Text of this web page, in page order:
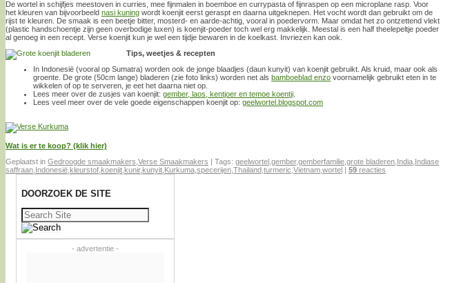
De wortel in schijfjes meestoven in curries, mee fijnmalen in boemboe en currypasta of fijnraspen op een microplane rasp. Voor
het kleuren van bijvoorbeeld nasi kuning wordt koenjit eerst geraspt en daarna uitgeknepen. Het vocht wordt dan gebruikt om de
rijst te kleuren. De smaak is een beetje bitter, mosterd- en aarde-achtig, vooral in poedervorm. Maar omdat het zo ontzettend vlekt
(plastic handschoentje zijn geen overbodige luxen) is koenjit-poeder toch wel erg makkelijk. Meestal is een half theelepeltje poeder
al genoeg in een recept. Verse koenjit kun je wel een tijdje bewaren in de koelkast. Invriezen kan ook.
Tips, weetjes & recepten
In Indonesië (vooral op Sumatra) worden ook de jonge blaadjes (daun kunyit) van koenjit gebruikt. Als kruid, maar ook als
groente. De grote (50cm lange) bladeren (zie foto links) worden net als bamboeblad enzo voornamelijk gebruikt eten in te
wikkelen of op te serveren, je eet het daarna niet op.
Lees meer over de zusjes van koenjit: gember, laos, kentjoer en temoe koentji
Lees veel meer over de vele goede eigenschappen koenjit op: geelwortel.blogspot.com
Wat is er te koop? (klik hier)
Geplaatst in Gedroogde smaakmakers Verse Smaakmakers Tags: geelwortel gember,gemberfamilie grote bladeren India Indiase
saffraan Indonesië kleurstof koenjit kunir, kunyit Kurkuma specerijen Thailand turmeric Vietnam wortel 59 reacties
DOORZOEK DE SITE
Zoeken
naar:
- advertentie -